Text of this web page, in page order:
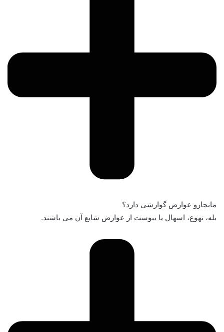
مانجارو عوارض گوارشی دارد؟
بله، تهوع، اسهال یا یبوست از عوارض شایع آن می باشند.